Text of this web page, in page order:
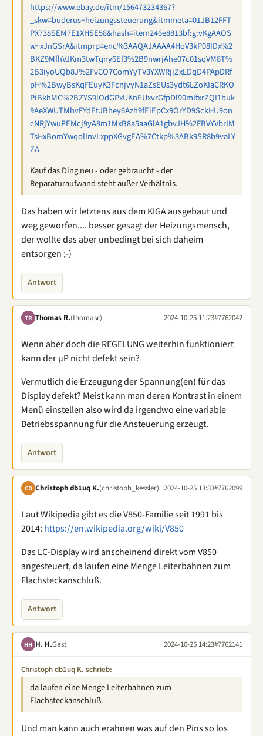
https://www.ebay.de/itm/156473234367?
_skw=buderus+heizungssteuerung&itmmeta=01JB12FFT
PX738SEM7E1XHSE58&hash=item246e8813bf:g:vKgAAOS
w~xJnGSrA&itmprp=enc%3AAQAJAAAA4HoV3kP08IDx%2
BKZ9MfhVJKm3twTqny6Ef3%2B9nwrjAhe07c01sqVM8T%
2B3iyoUQb8J%2FvCO7ComYyTV3YXWRjjZxLDqD4PApDRf
pH%2BwyBsKqFEuyK3FcnjvyN1aZsEUs3ydt6LZoKIaCRKO
PiBkhMC%2BZYS9lOdGPxUKnEUxvrGfpDl90mIfxrZQI1buk
9AeXWUTMhvFYdEtJBhey6Azh9fEiEpCx9OrYD9SckHU9on
cNRjYwuPEMcj9yA8m1MxB8a5aaGlA1gbvJH%2FBVYVbrIM
TsHxBomYwqolInvLxppXGvgEA%7Ctkp%3ABk9SR8b9vaLY
ZA
Kauf das Ding neu - oder gebraucht - der
Reparaturaufwand steht außer Verhältnis.
Das haben wir letztens aus dem KIGA ausgebaut und
weg geworfen.... besser gesagt der Heizungsmensch,
der wollte das aber unbedingt bei sich daheim
entsorgen ;-)
Antwort
TR Thomas R.(thomasr) 2024-10-25 11:23#7762042
Wenn aber doch die REGELUNG weiterhin funktioniert
kann der µP nicht defekt sein?
Vermutlich die Erzeugung der Spannung(en) für das
Display defekt? Meist kann man deren Kontrast in einem
Menü einstellen also wird da irgendwo eine variable
Betriebsspannung für die Ansteuerung erzeugt.
Antwort
CD Christoph db1uq K.(christoph_kessler) 2024-10-25 13:33#7762099
Laut Wikipedia gibt es die V850-Familie seit 1991 bis
2014: https://en.wikipedia.org/wiki/V850
Das LC-Display wird anscheinend direkt vom V850
angesteuert, da laufen eine Menge Leiterbahnen zum
Flachsteckanschluß.
Antwort
HH H. H.Gast 2024-10-25 14:23#7762141
Christoph db1uq K. schrieb:
da laufen eine Menge Leiterbahnen zum
Flachsteckanschluß.
Und man kann auch erahnen was auf den Pins so los